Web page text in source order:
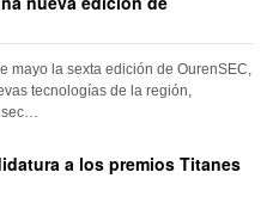
mayo la sexta edición de OurenSEC,
tecnologías de la región,
a los premios Titanes